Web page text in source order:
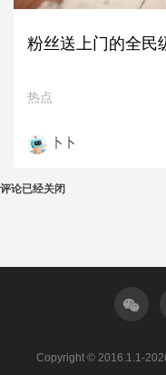
粉丝送上门的全民
热点
卜卜
评论已经关闭
Copyright © 2016.1.1-